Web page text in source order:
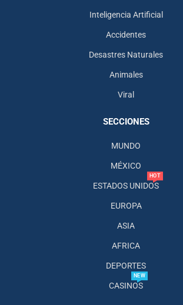
Inteligencia Artificial
Accidentes
Desastres Naturales
Animales
Viral
SECCIONES
MUNDO
MÉXICO
ESTADOS UNIDOS
HOT
EUROPA
ASIA
AFRICA
DEPORTES
CASINOS
NEW